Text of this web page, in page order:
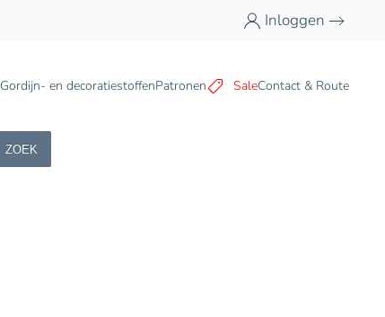
Inloggen
Gordijn- en decoratiestoffenPatronen SaleContact & Route
ZOEK